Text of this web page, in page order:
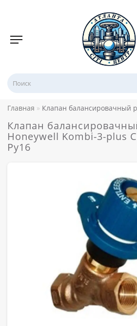
Главная Клапан балансировачный
Клапан
Honeywell Kombi-3-plus
Ру16